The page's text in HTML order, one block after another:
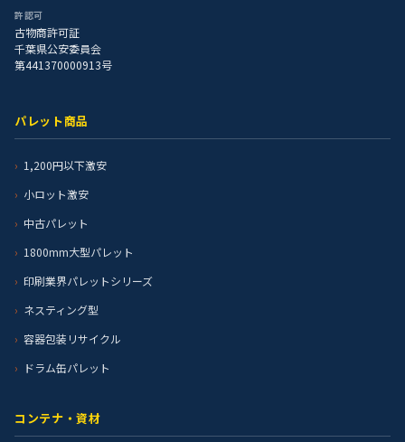
許認可
古物商許可証
千葉県公安委員会
第441370000913号
パレット商品
1,200円以下激安
小ロット激安
中古パレット
1800mm大型パレット
印刷業界パレットシリーズ
ネスティング型
容器包装リサイクル
ドラム缶パレット
コンテナ・資材